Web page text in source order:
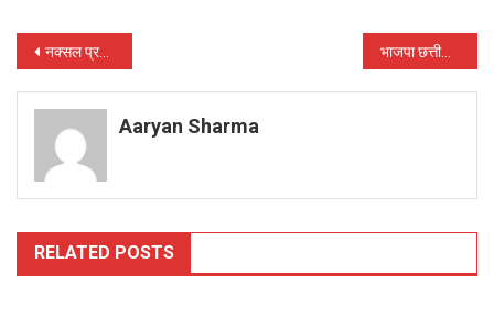
Post
navigation
नक्सल प्रभावित क्षेत्रों में लोगों तक बैंक दीदीयां पहुंचा रही बैंक सुविधाएं भाजपा छत्तीसगढ़ में अपने ढहते खंडहर को देखे : कांग्रेस
Aaryan Sharma
RELATED POSTS